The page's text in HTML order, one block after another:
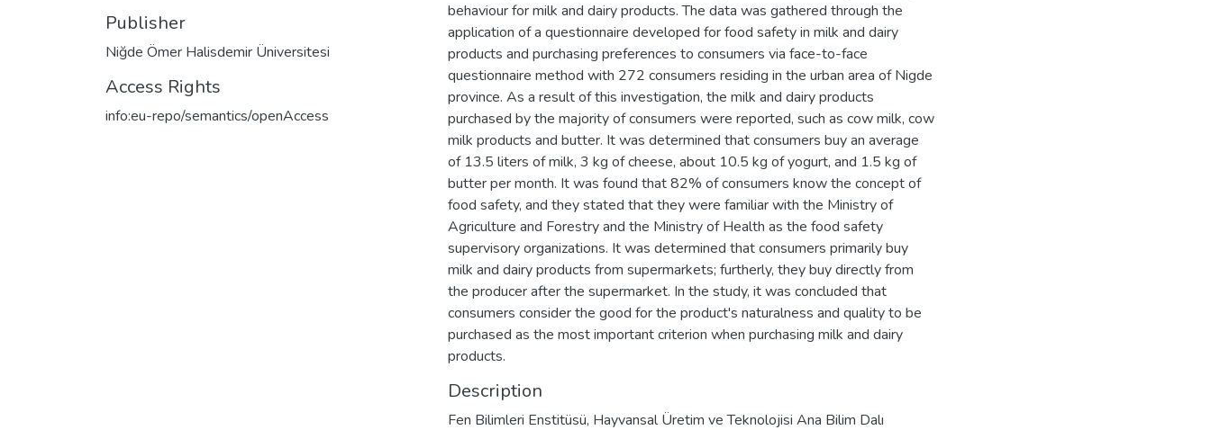
Publisher
Niğde Ömer Halisdemir Üniversitesi
Access Rights
info:eu-repo/semantics/openAccess
behaviour for milk and dairy products. The data was gathered through the
application of a questionnaire developed for food safety in milk and dairy
products and purchasing preferences to consumers via face-to-face
questionnaire method with 272 consumers residing in the urban area of Nigde
province. As a result of this investigation, the milk and dairy products
purchased by the majority of consumers were reported, such as cow milk, cow
milk products and butter. It was determined that consumers buy an average
of 13.5 liters of milk, 3 kg of cheese, about 10.5 kg of yogurt, and 1.5 kg of
butter per month. It was found that 82% of consumers know the concept of
food safety, and they stated that they were familiar with the Ministry of
Agriculture and Forestry and the Ministry of Health as the food safety
supervisory organizations. It was determined that consumers primarily buy
milk and dairy products from supermarkets; furtherly, they buy directly from
the producer after the supermarket. In the study, it was concluded that
consumers consider the good for the product's naturalness and quality to be
purchased as the most important criterion when purchasing milk and dairy
products.
Description
Fen Bilimleri Enstitüsü, Hayvansal Üretim ve Teknolojisi Ana Bilim Dalı